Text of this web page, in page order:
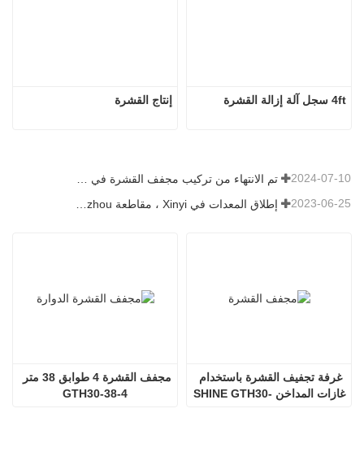
إنتاج القشرة 4ft سجل آلة إزالة القشرة
2024-07-10
إطلاق المعدات في Xinyi ، مقاطعة Guizhou ، الصين 2023-06-25
GTH30-38-4
غازات المداخن SHINE GTH30-